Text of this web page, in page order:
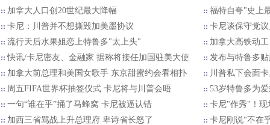
加拿大人口创20世纪最大降幅
福特自夸"史上
卡尼：川普并不想撕毁加美墨协议
卡尼谈保守党
流行天后水果姐恋上特鲁多"太上头"
加拿大高铁动工
快讯/卡尼密友、金融家 据称将接任加国驻美大使
发布与特鲁多
加拿大前总理和美国女歌手 东京甜蜜约会看相扑
川普私下会面
周五FIFA世界杯抽签仪式 卡尼将与川普会晤
53岁特鲁多为
一句“谁在乎”捅了马蜂窝 卡尼被逼认错
卡尼"作秀"！现
加西三省骂战上升总理府 卑诗省长怒了
卡尼刚说“不在